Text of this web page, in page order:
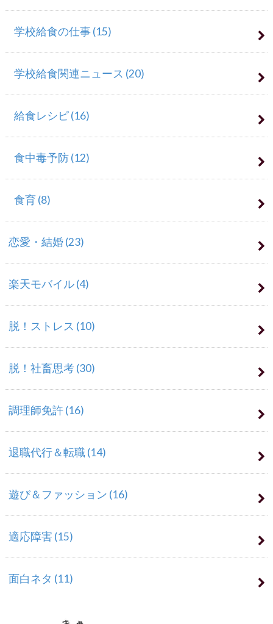
学校給食の仕事(15)
学校給食関連ニュース (20)
給食レシピ(16)
食中毒予防(12)
食育(8)
恋愛・結婚(23)
楽天モバイル(4)
脱！ストレス (10)
脱！社畜思考(30)
調理師免許(16)
退職代行＆転職(14)
遊び＆ファッション (16)
適応障害 (15)
面白ネタ (11)